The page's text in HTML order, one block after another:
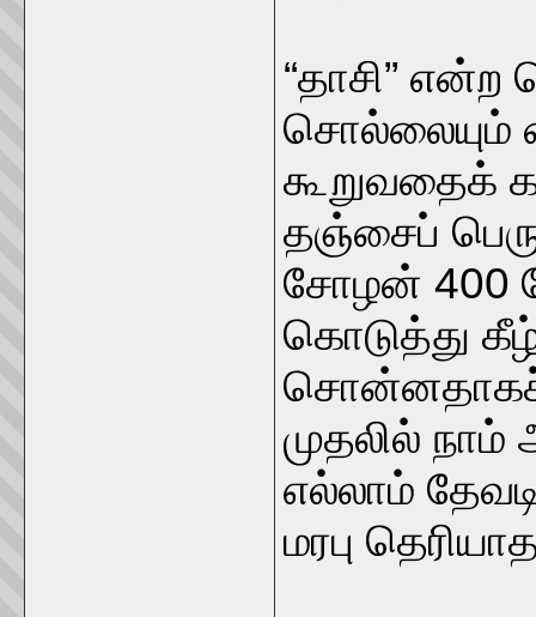
“தாசி”
சொல்லையும்
கூறுவதைக்
தஞ்சைப்
சோழன் 400
கொடுத்து
சொன்னதாகச்
முதலில் நாம்
எல்லாம்
மரபு